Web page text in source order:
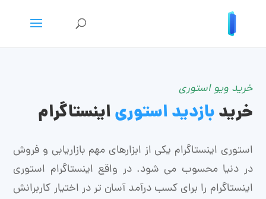
خرید ویو استوری
خریدبازدید استوریاینستاگرام
استوری اینستاگرام یکی از ابزارهای مهم بازاریابی و فروش
در دنیا محسوب می شود. در واقع اینستاگرام استوری
اینستاگرام را برای کسب درآمد آسان تر در اختیار کاربرانش